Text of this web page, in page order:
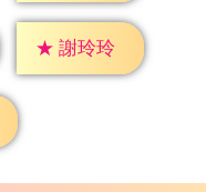
★ 謝玲玲